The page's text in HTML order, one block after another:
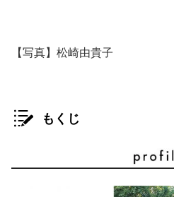
【写真】松崎由貴子
もくじ